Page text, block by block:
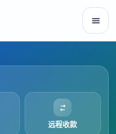
远程收款